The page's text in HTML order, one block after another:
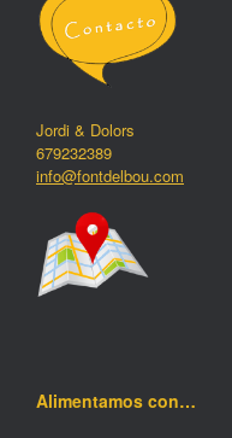
Jordi & Dolors
679232389
info@fontdelbou.com
Alimentamos con…